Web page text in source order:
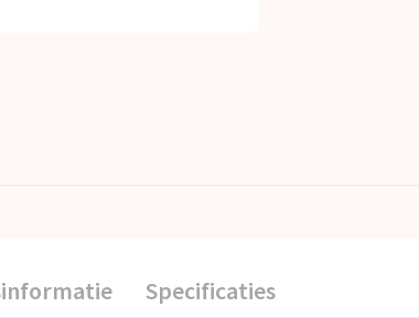
Specificaties